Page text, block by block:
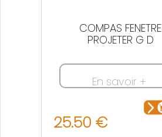
COMPAS FENETRE
PROJETER G D
En savoir +
25.50 €